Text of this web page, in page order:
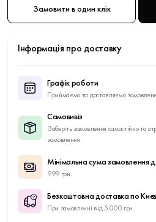
Замовити в один клік
Інформація про доставку
Графік роботи
Приймаємо та доставляємо
Самовивіз
Заберіть замовлення самостійно та
замовлення
Мінімальна сума замовлення
999 грн.
Безкоштовна доставка по
При замовленні від 5 000 грн.